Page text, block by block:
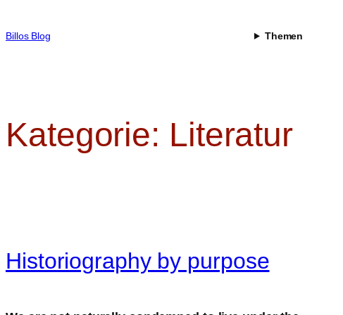
springen
Billos Blog Themen
Kategorie: Literatur
Historiography by purpose